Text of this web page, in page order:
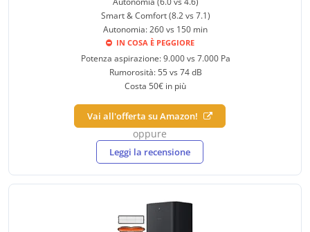
Smart & Comfort (8.2 vs 7.1)
Autonomia: 260 vs 150 min
IN COSA È PEGGIORE
Potenza aspirazione: 9.000 vs 7.000 Pa
Rumorosità: 55 vs 74 dB
Costa 50€ in più
Vai all'offerta su Amazon!
oppure
Leggi la recensione